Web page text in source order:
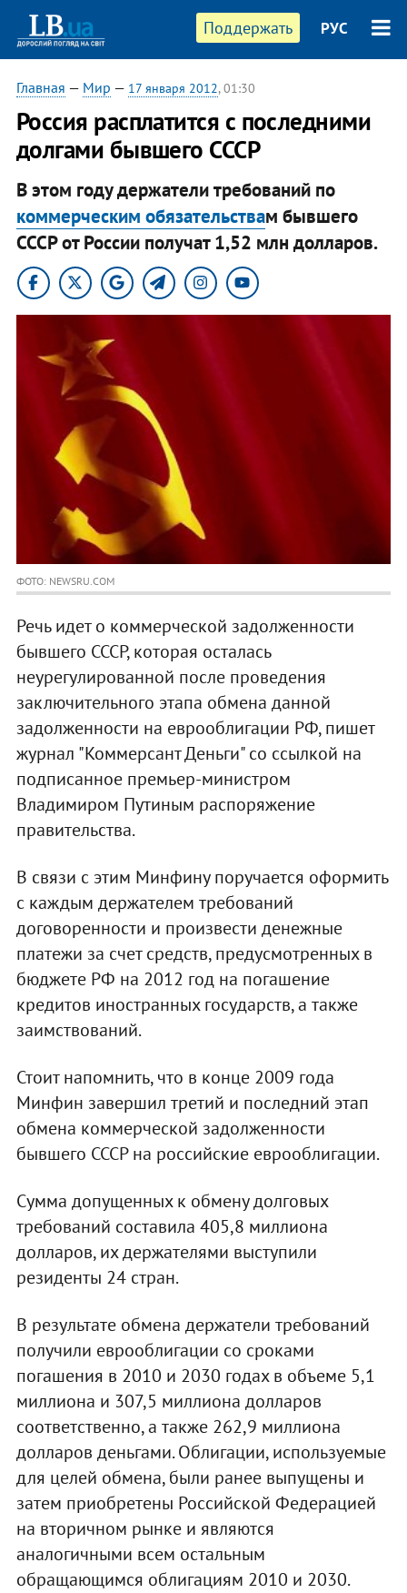
Поддержать РУС
Главная — Мир — 17 января 2012, 01:30
Россия расплатится с последними
долгами бывшего СССР
В этом году держатели требований по
коммерческим обязательствам бывшего
СССР от России получат 1,52 млн долларов.
ФОТО: NEWSRU.COM
Речь идет о коммерческой задолженности
бывшего СССР, которая осталась
неурегулированной после проведения
заключительного этапа обмена данной
задолженности на еврооблигации РФ, пишет
журнал "Коммерсант Деньги" со ссылкой на
подписанное премьер-министром
Владимиром Путиным распоряжение
правительства.
В связи с этим Минфину поручается оформить
с каждым держателем требований
договоренности и произвести денежные
платежи за счет средств, предусмотренных в
бюджете РФ на 2012 год на погашение
кредитов иностранных государств, а также
заимствований.
Стоит напомнить, что в конце 2009 года
Минфин завершил третий и последний этап
обмена коммерческой задолженности
бывшего СССР на российские еврооблигации.
Сумма допущенных к обмену долговых
требований составила 405,8 миллиона
долларов, их держателями выступили
резиденты 24 стран.
В результате обмена держатели требований
получили еврооблигации со сроками
погашения в 2010 и 2030 годах в объеме 5,1
миллиона и 307,5 миллиона долларов
соответственно, а также 262,9 миллиона
долларов деньгами. Облигации, используемые
для целей обмена, были ранее выпущены и
затем приобретены Российской Федерацией
на вторичном рынке и являются
аналогичными всем остальным
обращающимся облигациям 2010 и 2030.